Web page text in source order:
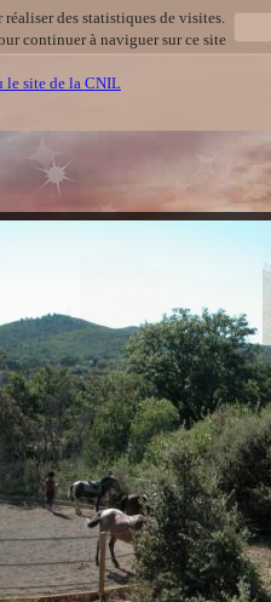
des statistiques de visites.
continuer à naviguer sur ce site
le site de la CNIL